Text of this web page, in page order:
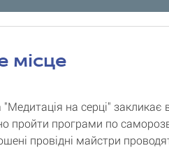
місце
на серці" закликає
пройти програми по
провідні майстри